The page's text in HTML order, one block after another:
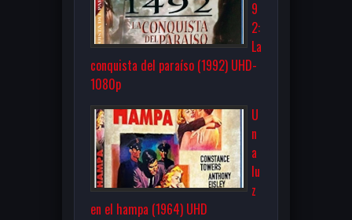
9
2:
La
conquista del paraíso (1992) UHD-
1080p
U
n
a
lu
z
en el hampa (1964) UHD